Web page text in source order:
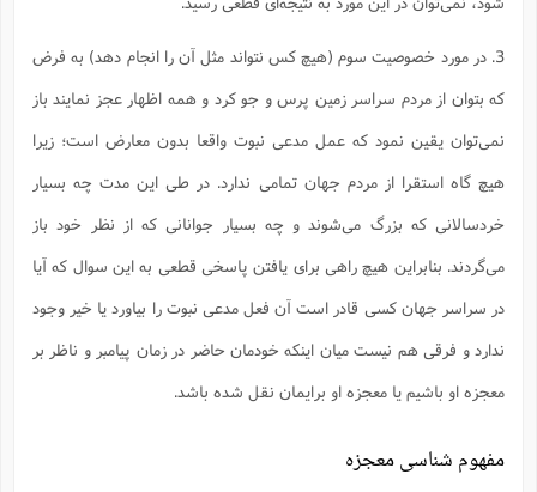
3. در مورد خصوصیت سوم (هیچ کس نتواند مثل آن را انجام دهد) به فرض
که بتوان از مردم سراسر زمین پرس و جو کرد و همه اظهار عجز نمایند باز
نمی‌توان یقین نمود که عمل مدعی نبوت واقعا بدون معارض است؛ زیرا
هیچ گاه استقرا از مردم جهان تمامی ندارد. در طی این مدت چه بسیار
خردسالانی که بزرگ می‌شوند و چه بسیار جوانانی که از نظر خود باز
می‌گردند. بنابراین هیچ راهی برای یافتن پاسخی قطعی به این سوال که آیا
در سراسر جهان کسی قادر است آن فعل مدعی نبوت را بیاورد یا خیر وجود
ندارد و فرقی هم نیست میان اینکه خودمان حاضر در زمان پیامبر و ناظر بر
معجزه او باشیم یا معجزه او برایمان نقل شده باشد.
مفهوم شناسی معجزه